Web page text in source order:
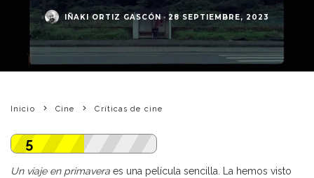
IÑAKI ORTIZ GASCÓN · 28 SEPTIEMBRE, 2023
Inicio Cine Críticas de cine
5
Un viaje en primavera es una película sencilla. La hemos visto